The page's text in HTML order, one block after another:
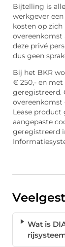
Bijtelling is
werkgever
kosten op zich
overeenkomst
deze privé
dus geen
Bij het BKR
€ 250,- en
geregistreerd.
overeenkomst
Lease product
aangepaste
geregistreerd
Wat is